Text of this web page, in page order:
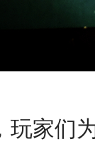
玩家们